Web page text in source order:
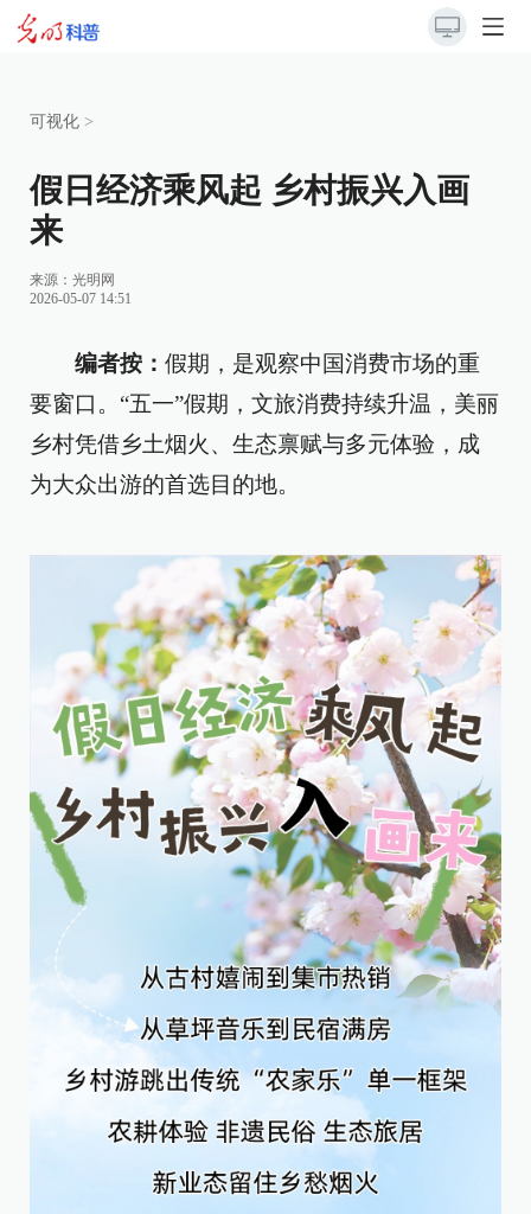
可视化 >
假日经济乘风起 乡村振兴入画
来
来源： 光明网
2026-05-07 14:51
编者按： 假期，是观察中国消费市场的重
要窗口。“五一”假期，文旅消费持续升温，美丽
乡村凭借乡土烟火、生态禀赋与多元体验，成
为大众出游的首选目的地。